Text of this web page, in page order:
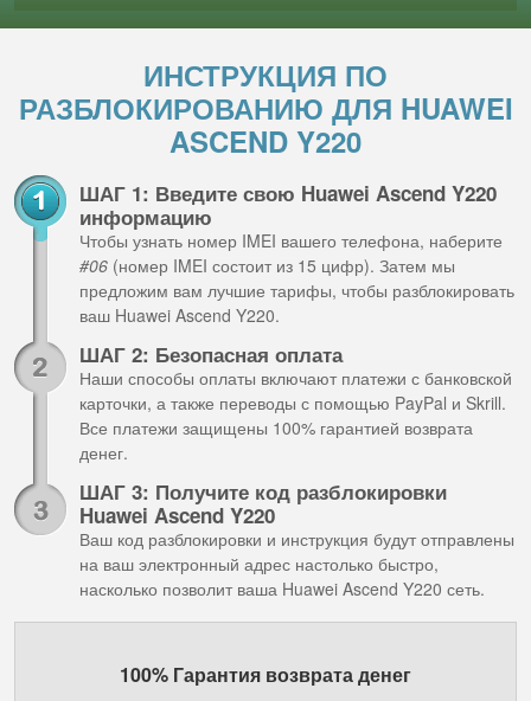
ИНСТРУКЦИЯ ПО
РАЗБЛОКИРОВАНИЮ ДЛЯ HUAWEI
ASCEND Y220
ШАГ 1: Введите свою Huawei Ascend Y220
информацию
Чтобы узнать номер IMEI вашего телефона, наберите
#06 (номер IMEI состоит из 15 цифр). Затем мы
предложим вам лучшие тарифы, чтобы разблокировать
ваш Huawei Ascend Y220.
ШАГ 2: Безопасная оплата
Наши способы оплаты включают платежи с банковской
карточки, а также переводы с помощью PayPal и Skrill.
Все платежи защищены 100% гарантией возврата
денег.
ШАГ 3: Получите код разблокировки
Huawei Ascend Y220
Ваш код разблокировки и инструкция будут отправлены
на ваш электронный адрес настолько быстро,
насколько позволит ваша Huawei Ascend Y220 сеть.
100% Гарантия возврата денег